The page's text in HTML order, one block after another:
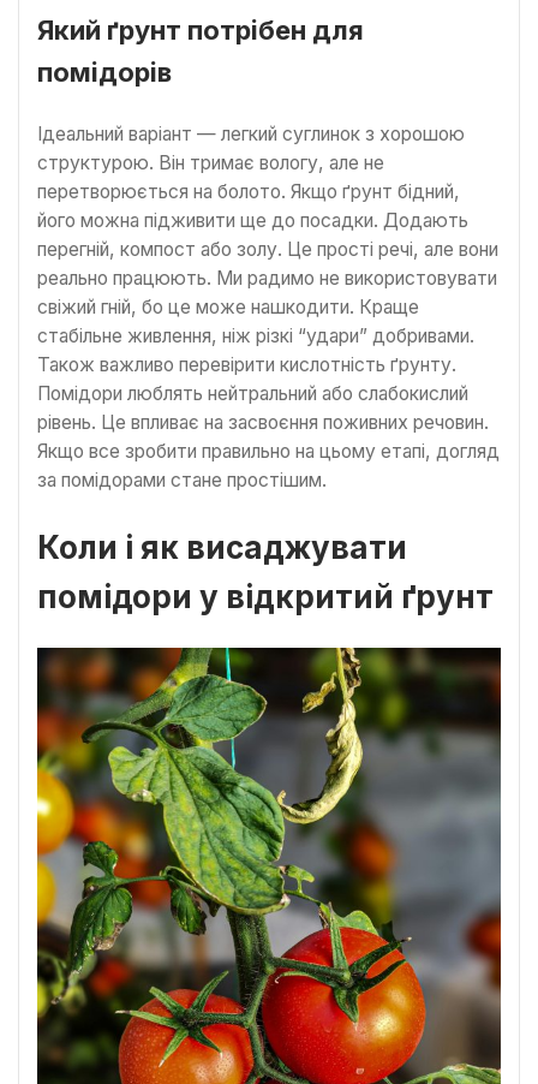
Який ґрунт потрібен для
помідорів
Ідеальний варіант — легкий суглинок з хорошою
структурою. Він тримає вологу, але не
перетворюється на болото. Якщо ґрунт бідний,
його можна підживити ще до посадки. Додають
перегній, компост або золу. Це прості речі, але вони
реально працюють. Ми радимо не використовувати
свіжий гній, бо це може нашкодити. Краще
стабільне живлення, ніж різкі “удари” добривами.
Також важливо перевірити кислотність ґрунту.
Помідори люблять нейтральний або слабокислий
рівень. Це впливає на засвоєння поживних речовин.
Якщо все зробити правильно на цьому етапі, догляд
за помідорами стане простішим.
Коли і як висаджувати
помідори у відкритий ґрунт